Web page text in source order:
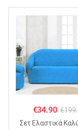
€34.90 €
Σετ Ελαστικά